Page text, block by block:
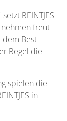
REINTJES
freut
dem Best-
Regel die
spielen die
in